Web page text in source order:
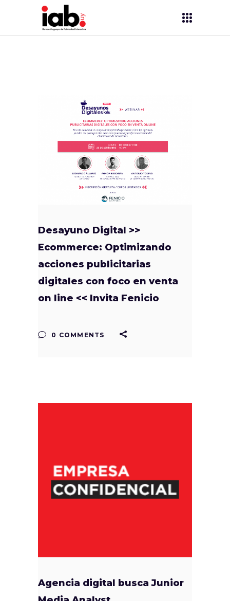
Desayuno Digital >>
Ecommerce: Optimizando
acciones publicitarias
digitales con foco en venta
on line << Invita Fenicio
0 COMMENTS
Agencia digital busca Junior